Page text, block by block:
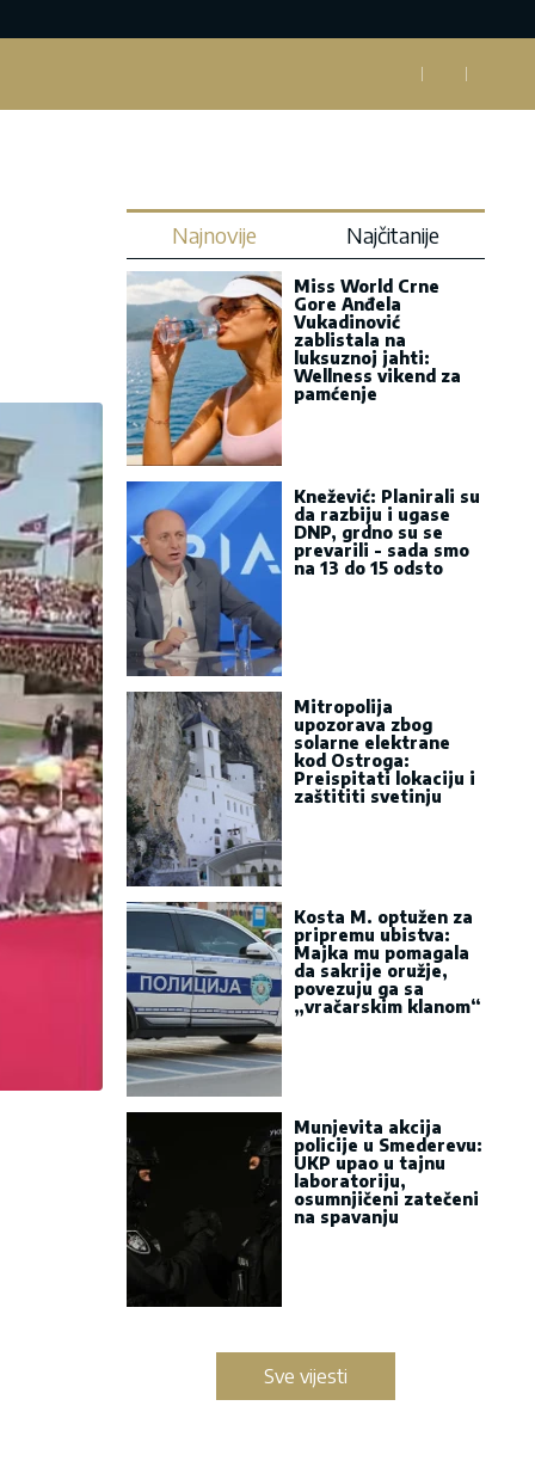
Najnovije Najčitanije
Miss World Crne
Gore Anđela
Vukadinović
zablistala na
luksuznoj jahti:
Wellness vikend za
pamćenje
Knežević: Planirali su
da razbiju i ugase
DNP, grdno su se
prevarili - sada smo
na 13 do 15 odsto
Mitropolija
upozorava zbog
solarne elektrane
kod Ostroga:
Preispitati lokaciju i
zaštititi svetinju
Kosta M. optužen za
pripremu ubistva:
Majka mu pomagala
da sakrije oružje,
povezuju ga sa
„vračarskim klanom“
Munjevita akcija
policije u Smederevu:
UKP upao u tajnu
laboratoriju,
osumnjičeni zatečeni
na spavanju
Sve vijesti